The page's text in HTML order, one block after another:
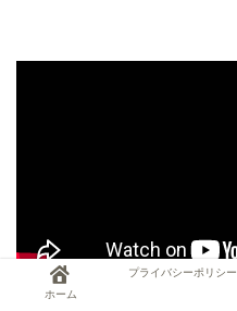
ホーム
プライバシーポリシー